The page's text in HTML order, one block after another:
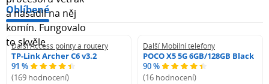
Oblíbené
Další Access pointy a routery
TP-Link Archer C6 v3.2
91 %
(169 hodnocení)
Další Mobilní telefony
POCO X5 5G 6GB/128GB Black
90 %
(16 hodnocení)